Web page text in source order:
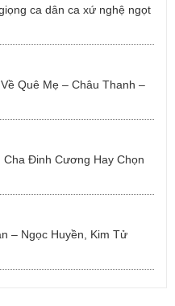
ca dân ca xứ nghệ ngọt
Quê Mẹ – Châu Thanh –
Cha Đinh Cương Hay Chọn
– Ngọc Huyền, Kim Tử